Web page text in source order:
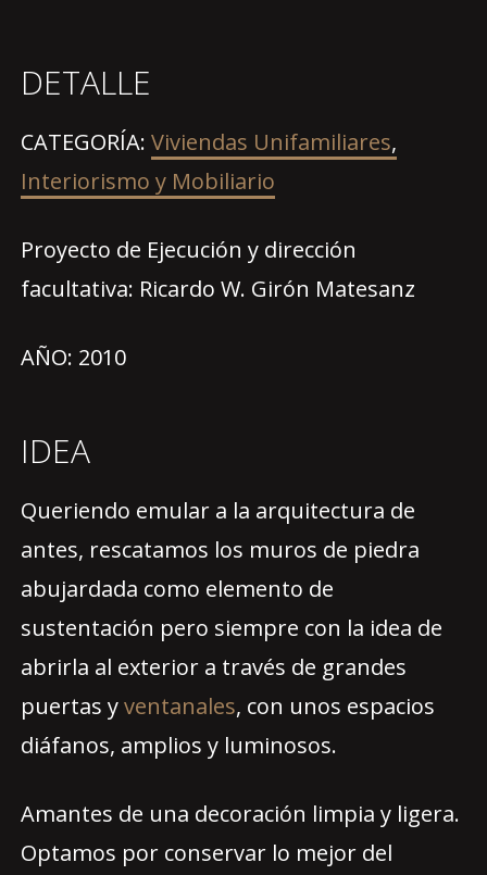
DETALLE
CATEGORÍA: Viviendas Unifamiliares,
Interiorismo y Mobiliario
Proyecto de Ejecución y dirección
facultativa: Ricardo W. Girón Matesanz
AÑO: 2010
IDEA
Queriendo emular a la arquitectura de
antes, rescatamos los muros de piedra
abujardada como elemento de
sustentación pero siempre con la idea de
abrirla al exterior a través de grandes
puertas yventanales, con unos espacios
diáfanos, amplios y luminosos.
Amantes de una decoración limpia y ligera.
Optamos por conservar lo mejor del